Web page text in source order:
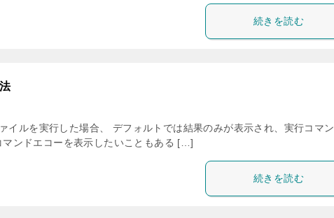
続きを読む
ルを実行した場合、 デフォルトでは結果のみが表示され、実行コマ
ンドエコーを表示したいこともある […]
続きを読む